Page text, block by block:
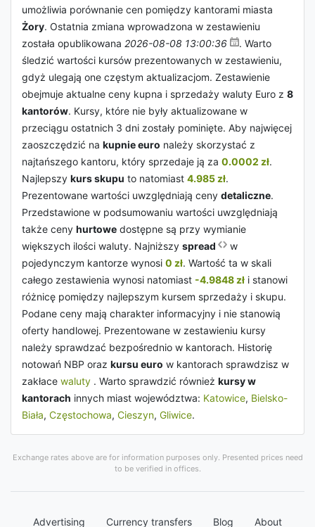
umożliwia porównanie cen pomiędzy kantorami miasta
Żory. Ostatnia zmiana wprowadzona w zestawieniu
została opublikowana 2026-08-08 13:00:36
. Warto
śledzić wartości kursów prezentowanych w zestawieniu,
gdyż ulegają one częstym aktualizacjom. Zestawienie
obejmuje aktualne ceny kupna i sprzedaży waluty Euro z 8
kantorów. Kursy, które nie były aktualizowane w
przeciągu ostatnich 3 dni zostały pominięte. Aby najwięcej
zaoszczędzić na kupnie euro należy skorzystać z
najtańszego kantoru, który sprzedaje ją za 0.0002 zł.
Najlepszy kurs skupu to natomiast 4.985 zł.
Prezentowane wartości uwzględniają ceny detaliczne.
Przedstawione w podsumowaniu wartości uwzględniają
także ceny hurtowe dostępne są przy wymianie
większych ilości waluty. Najniższy spread
w
pojedynczym kantorze wynosi 0 zł. Wartość ta w skali
całego zestawienia wynosi natomiast -4.9848 zł i stanowi
różnicę pomiędzy najlepszym kursem sprzedaży i skupu.
Podane ceny mają charakter informacyjny i nie stanowią
oferty handlowej. Prezentowane w zestawieniu kursy
należy sprawdzać bezpośrednio w kantorach. Historię
notowań NBP oraz kursu euro w kantorach sprawdzisz w
zakłace waluty . Warto sprawdzić również kursy w
kantorach innych miast województwa: Katowice, Bielsko-
Biała, Częstochowa, Cieszyn, Gliwice.
Exchange rates above are for information purposes only. Presented prices need
to be verified in offices.
Advertising Currency transfers Blog About